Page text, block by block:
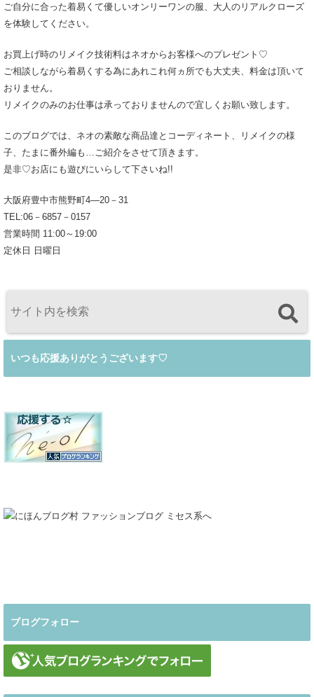
ご自分に合った着易くて優しいオンリーワンの服、大人のリアルクローズ
を体験してください。
お買上げ時のリメイク技術料はネオからお客様へのプレゼント♡
ご相談しながら着易くする為にあれこれ何ヵ所でも大丈夫、料金は頂いて
おりません。
リメイクのみのお仕事は承っておりませんので宜しくお願い致します。
このブログでは、ネオの素敵な商品達とコーディネート、リメイクの様
子、たまに番外編も…ご紹介をさせて頂きます。
是非♡お店にも遊びにいらして下さいね!!
大阪府豊中市熊野町4―20－31
TEL:06－6857－0157
営業時間 11:00～19:00
定休日 日曜日
いつも応援ありがとうございます♡
ブログフォロー